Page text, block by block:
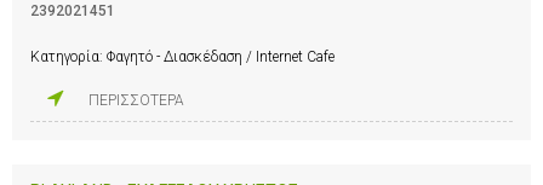
2392021451
Κατηγορία: Φαγητό - Διασκέδαση / Internet Cafe
ΠΕΡΙΣΣΟΤΕΡΑ